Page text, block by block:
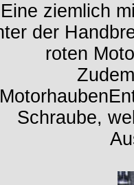
Eine ziemlich
der
roten
Schraube,